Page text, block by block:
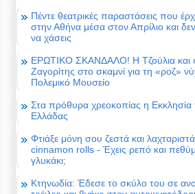
Πέντε θεατρικές παραστάσεις που
στην Αθήνα μέσα στον Απρίλιο και
να χάσεις
ΕΡΩΤΙΚΟ ΣΚΑΝΔΑΛΟ! Η Τζούλια και
Ζαγορίτης στο σκαμνί για τη «ροζ»
Πολεμικό Μουσείο
Στα πρόθυρα χρεοκοπίας η Εκκλησία
Ελλάδας
Φτιάξε μόνη σου ζεστά και λαχταριστά
cinnamon rolls - Έχεις ρεπό και
γλυκάκι;
Κτηνωδία: Έδεσε το σκύλο του σε